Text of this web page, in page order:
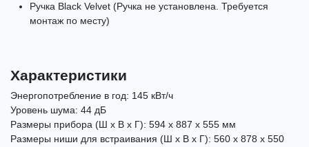
Ручка Black Velvet (Ручка не установлена. Требуется
монтаж по месту)
Характеристики
Энергопотребление в год: 145 кВт/ч
Уровень шума: 44 дБ
Размеры прибора (Ш x В x Г): 594 x 887 x 555 мм
Размеры ниши для встраивания (Ш x В x Г): 560 x 878 x 550